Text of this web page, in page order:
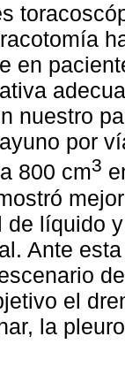
en
nuestro
por
800 cm3
de líquido
Ante
el
la